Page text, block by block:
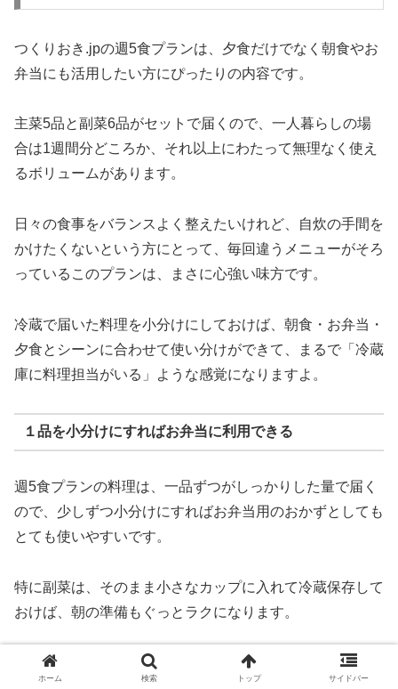
つくりおき.jpの週5食プランは、夕食だけでなく朝食やお
弁当にも活用したい方にぴったりの内容です。
主菜5品と副菜6品がセットで届くので、一人暮らしの場
合は1週間分どころか、それ以上にわたって無理なく使え
るボリュームがあります。
日々の食事をバランスよく整えたいけれど、自炊の手間を
かけたくないという方にとって、毎回違うメニューがそろ
っているこのプランは、まさに心強い味方です。
冷蔵で届いた料理を小分けにしておけば、朝食・お弁当・
夕食とシーンに合わせて使い分けができて、まるで「冷蔵
庫に料理担当がいる」ような感覚になりますよ。
１品を小分けにすればお弁当に利用できる
週5食プランの料理は、一品ずつがしっかりした量で届く
ので、少しずつ小分けにすればお弁当用のおかずとしても
とても使いやすいです。
特に副菜は、そのまま小さなカップに入れて冷蔵保存して
おけば、朝の準備もぐっとラクになります。
お弁当づくりの面倒な部分は「おかずの用意」ですが、そ
ホーム 検索 トップ サイドバー